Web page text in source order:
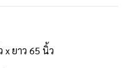
x ยาว 65 นิ้ว